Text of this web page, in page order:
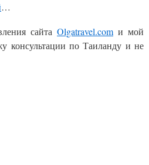
…
сайта Olgatravel.comи мой
консультации по Таиланду и не